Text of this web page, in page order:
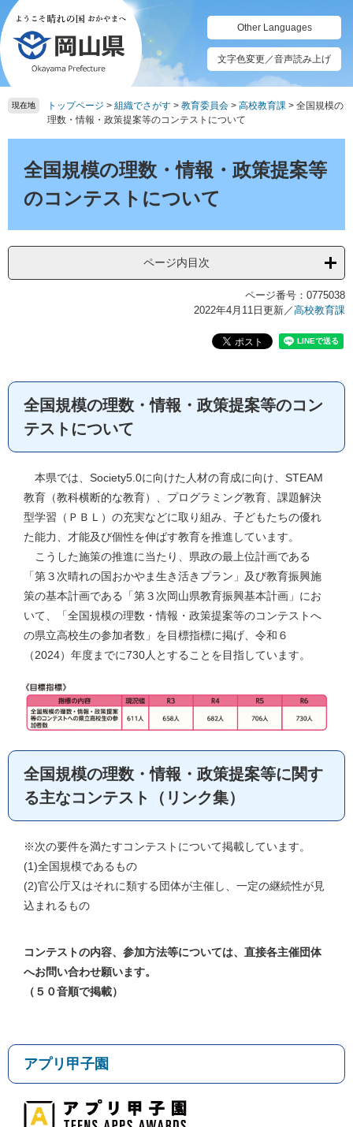
ペ
ー
ジ
の
先
頭
メ
ニ
ュ
ー
を
飛
て
Other Languages
文字色変更／音声読み上げ
現在地 トップページ > 組織でさがす > 教育委員会 > 高校教育課 > 全国規模の
理数・情報・政策提案等のコンテストについて
全国規模の理数・情報・政策提案等
のコンテストについて
ページ内目次
ページ番号：0775038
2022年4月11日更新／高校教育課
全国規模の理数・情報・政策提案等のコン
テストについて
本県では、Society5.0に向けた人材の育成に向け、STEAM
教育（教科横断的な教育）、プログラミング教育、課題解決
型学習（ＰＢＬ）の充実などに取り組み、子どもたちの優れ
た能力、才能及び個性を伸ばす教育を推進しています。
こうした施策の推進に当たり、県政の最上位計画である
「第３次晴れの国おかやま生き活きプラン」及び教育振興施
策の基本計画である「第３次岡山県教育振興基本計画」にお
いて、「全国規模の理数・情報・政策提案等のコンテストへ
の県立高校生の参加者数」を目標指標に掲げ、令和６
（2024）年度までに730人とすることを目指しています。
全国規模の理数・情報・政策提案等に関す
る主なコンテスト（リンク集）
※次の要件を満たすコンテストについて掲載しています。
(1)全国規模であるもの
(2)官公庁又はそれに類する団体が主催し、一定の継続性が見
込まれるもの
コンテストの内容、参加方法等については、直接各主催団体
へお問い合わせ願います。
（５０音順で掲載）
アプリ甲子園